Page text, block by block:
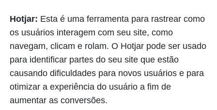
Hotjar: Esta é uma ferramenta para rastrear como
os usuários interagem com seu site, como
navegam, clicam e rolam. O Hotjar pode ser usado
para identificar partes do seu site que estão
causando dificuldades para novos usuários e para
otimizar a experiência do usuário a fim de
aumentar as conversões.